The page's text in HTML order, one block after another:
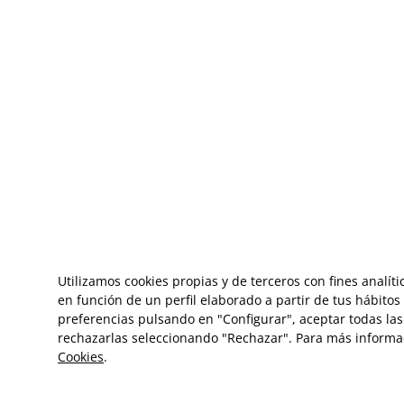
Utilizamos cookies propias y de terceros con fines
en función de un perfil elaborado a partir de tus hábitos
preferencias pulsando en "Configurar", aceptar todas
rechazarlas seleccionando "Rechazar". Para más
Cookies.